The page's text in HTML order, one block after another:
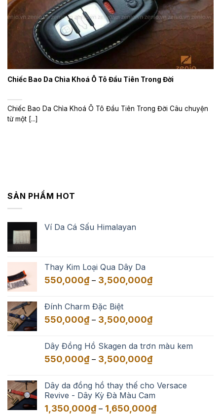
Chiếc Bao Da Chìa Khoá Ô Tô Đầu Tiên Trong Đời
Chiếc Bao Da Chìa Khoá Ô Tô Đầu Tiên Trong Đời Câu chuyện
từ một [...]
SẢN PHẨM HOT
Ví Da Cá Sấu Himalayan
Thay Kim Loại Qua Dây Da
550,000₫ – 3,500,000₫Khoảng
đến
Đính Charm Đặc Biệt
550,000₫ – 3,500,000₫Khoảng
550,000₫
đến
Dây Đồng Hồ Skagen da trơn màu kem
550,000₫ – 3,500,000₫Khoảng
550,000₫
đến
3,500,000₫
Dây da đồng hồ thay thế cho Versace
Revive - Dây Kỳ Đà Màu Cam
1,350,000₫ – 1,650,000₫Khoảng